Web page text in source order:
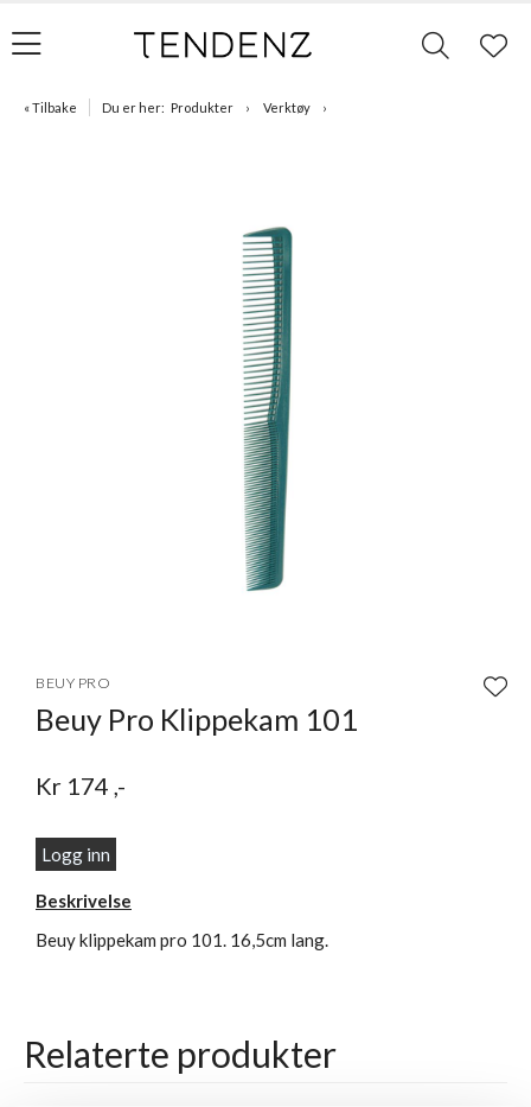
« Tilbake Du er her: Produkter Verktøy
of
1
BEUY PRO
Beuy Pro Klippekam 101
Kr 174 ,-
Logg inn
Beskrivelse
Beuy klippekam pro 101. 16,5cm lang.
Relaterte produkter